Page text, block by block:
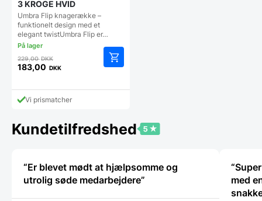
3 KROGE HVID
Umbra Flip knagerække –
funktionelt design med et
elegant twistUmbra Flip er…
229,00DKKDen
oprindelige
var:
229,00 DKK.
183,00 DKK
aktuelle
prisVi prismatcher
Kundetilfredshed
“Er blevet mødt at hjælpsomme og
utrolig søde medarbejdere”
med